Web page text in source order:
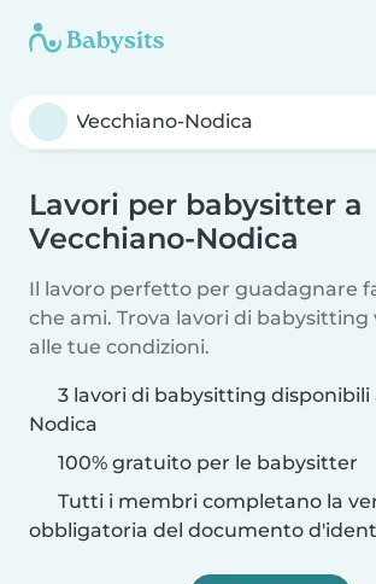
Lavori per babysitter a
Vecchiano-Nodica
Il lavoro perfetto per guadagnare
che ami. Trova lavori di babysitting
alle tue condizioni.
3 lavori di babysitting disponibili
Nodica
100% gratuito per le babysitter
Tutti i membri completano la
obbligatoria del documento